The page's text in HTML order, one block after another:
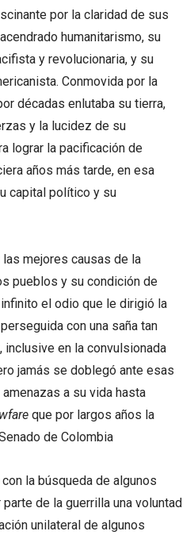
por la claridad de sus
humanitarismo, su
y revolucionaria, y su
Conmovida por la
décadas enlutaba su tierra,
y la lucidez de su
lograr la pacificación de
años más tarde, en esa
capital político y su
mejores causas de la
pueblos y su condición de
el odio que le dirigió la
con una saña tan
en la convulsionada
jamás se doblegó ante esas
a su vida hasta
que por largos años la
de Colombia
la búsqueda de algunos
de la guerrilla una voluntad
unilateral de algunos